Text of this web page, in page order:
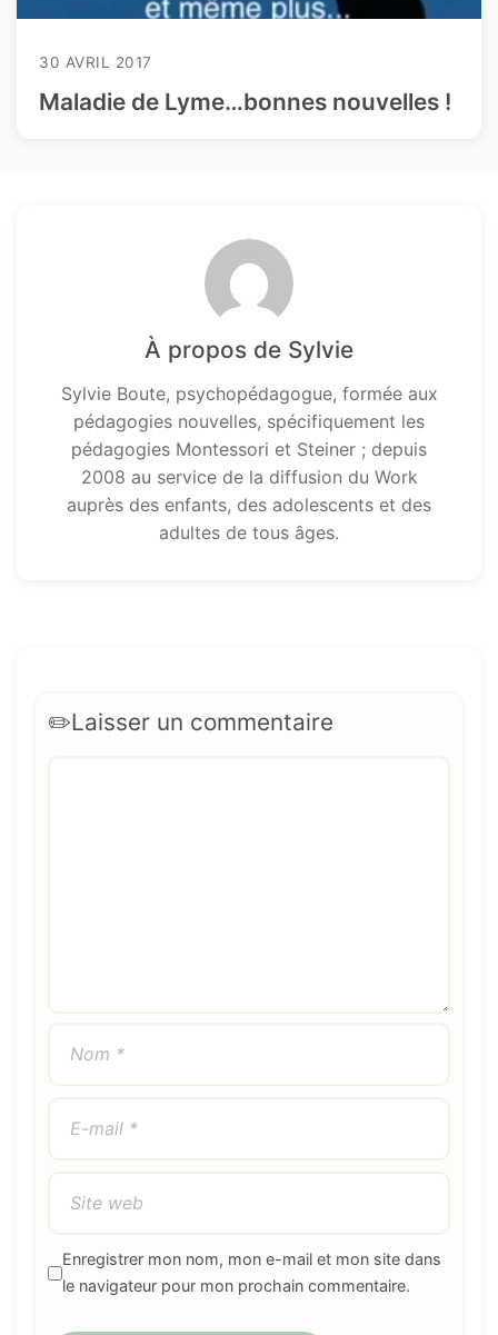
30 AVRIL 2017
Maladie de Lyme…bonnes nouvelles !
À propos de Sylvie
Sylvie Boute, psychopédagogue, formée aux
pédagogies nouvelles, spécifiquement les
pédagogies Montessori et Steiner ; depuis
2008 au service de la diffusion du Work
auprès des enfants, des adolescents et des
adultes de tous âges.
Laisser un commentaire
Enregistrer mon nom, mon e-mail et mon site dans
le navigateur pour mon prochain commentaire.